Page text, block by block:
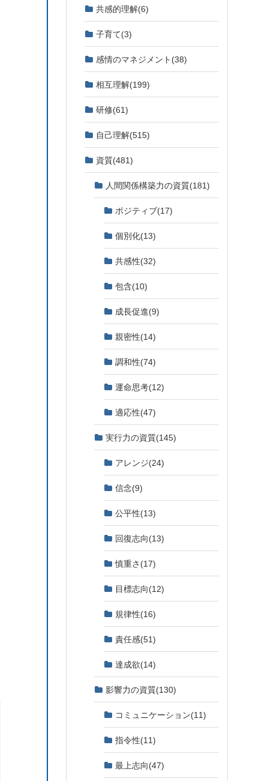
共感的理解(6)
子育て(3)
感情のマネジメント (38)
相互理解(199)
研修(61)
自己理解(515)
資質(481)
人間関係構築力の資質(181)
ポジティブ(17)
個別化(13)
共感性(32)
包含(10)
成長促進(9)
親密性(14)
調和性(74)
運命思考(12)
適応性(47)
実行力の資質(145)
アレンジ(24)
信念(9)
公平性(13)
回復志向(13)
慎重さ (17)
目標志向(12)
規律性(16)
責任感(51)
達成欲(14)
影響力の資質(130)
コミュニケーション(11)
指令性(11)
最上志向(47)